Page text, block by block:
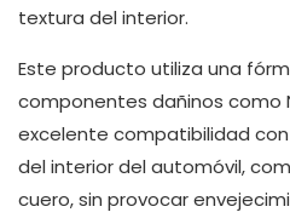
textura del interior.
Este producto utiliza una
componentes dañinos como
excelente compatibilidad
del interior del automóvil,
cuero, sin provocar